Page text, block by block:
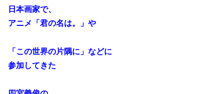
日本画家で、
アニメ「君の名は。」や
「この世界の片隅に」などに
参加してきた